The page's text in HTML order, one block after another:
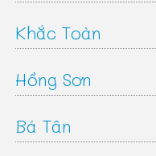
Khắc Toàn
Hồng Sơn
Bá Tân